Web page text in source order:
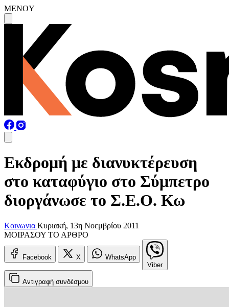
MENOY
Εκδρομή με διανυκτέρευση
στο καταφύγιο στο Σύμπετρο
διοργάνωσε το Σ.Ε.Ο. Κω
Κοινωνια Κυριακή, 13η Νοεμβρίου 2011
ΜΟΙΡΑΣΟΥ ΤΟ ΑΡΘΡΟ
Facebook X
WhatsApp
Viber
Αντιγραφή συνδέσμου